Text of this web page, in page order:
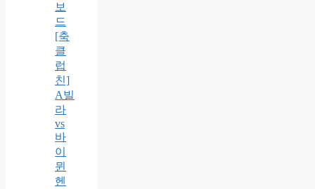
보
드
[축
클
럽
친]
A빌
라
vs
바
이
뮌
헨